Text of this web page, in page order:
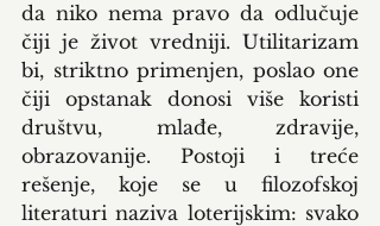
da niko nema pravo da odlučuje
čiji je život vredniji. Utilitarizam
bi, striktno primenjen, poslao one
čiji opstanak donosi više koristi
društvu, mlađe, zdravije,
obrazovanije. Postoji i treće
rešenje, koje se u filozofskoj
literaturi naziva loterijskim: svako